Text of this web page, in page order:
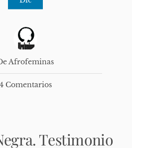
Afrofeminas
4 Comentarios
Testimonio